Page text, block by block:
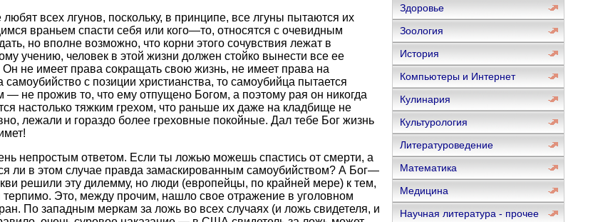
всех лгунов, поскольку, в принципе, все лгуны пытаются их
враньем спасти себя или кого—то, относятся с очевидным
но вполне возможно, что корни этого сочувствия лежат в
учению, человек в этой жизни должен стойко вынести все ее
Он не имеет права сокращать свою жизнь, не имеет права на
с позиции христианства, то самоубийца пытается
— не прожив то, что ему отпущено Богом, а поэтому рая он никогда
настолько тяжким грехом, что раньше их даже на кладбище не
лежали и гораздо более греховные покойные. Дал тебе Бог жизнь
непростым ответом. Если ты ложью можешь спастись от смерти, а
ли в этом случае правда замаскированным самоубийством? А Бог—
решили эту дилемму, но люди (европейцы, по крайней мере) к тем,
терпимо. Это, между прочим, нашло свое отражение в уголовном
По западным меркам за ложь во всех случаях (и ложь свидетеля, и
Здоровье
Зоология
История
Компьютеры и Интернет
Кулинария
Культурология
Литературоведение
Математика
Медицина
Научная литература - прочее